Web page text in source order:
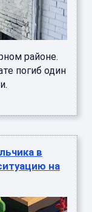
районе.
погиб один
в
на